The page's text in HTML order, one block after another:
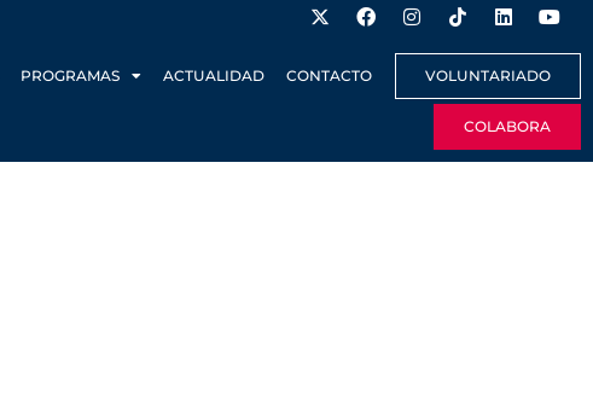
PROGRAMAS ACTUALIDAD CONTACTO VOLUNTARIADO
COLABORA